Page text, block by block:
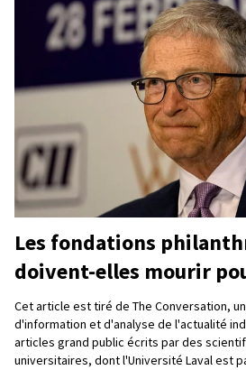
Les fondations
doivent-elles mourir
Cet article est tiré de The Conversation,
d'information et d'analyse de l'actualité
articles grand public écrits par des
universitaires, dont l'Université Laval est